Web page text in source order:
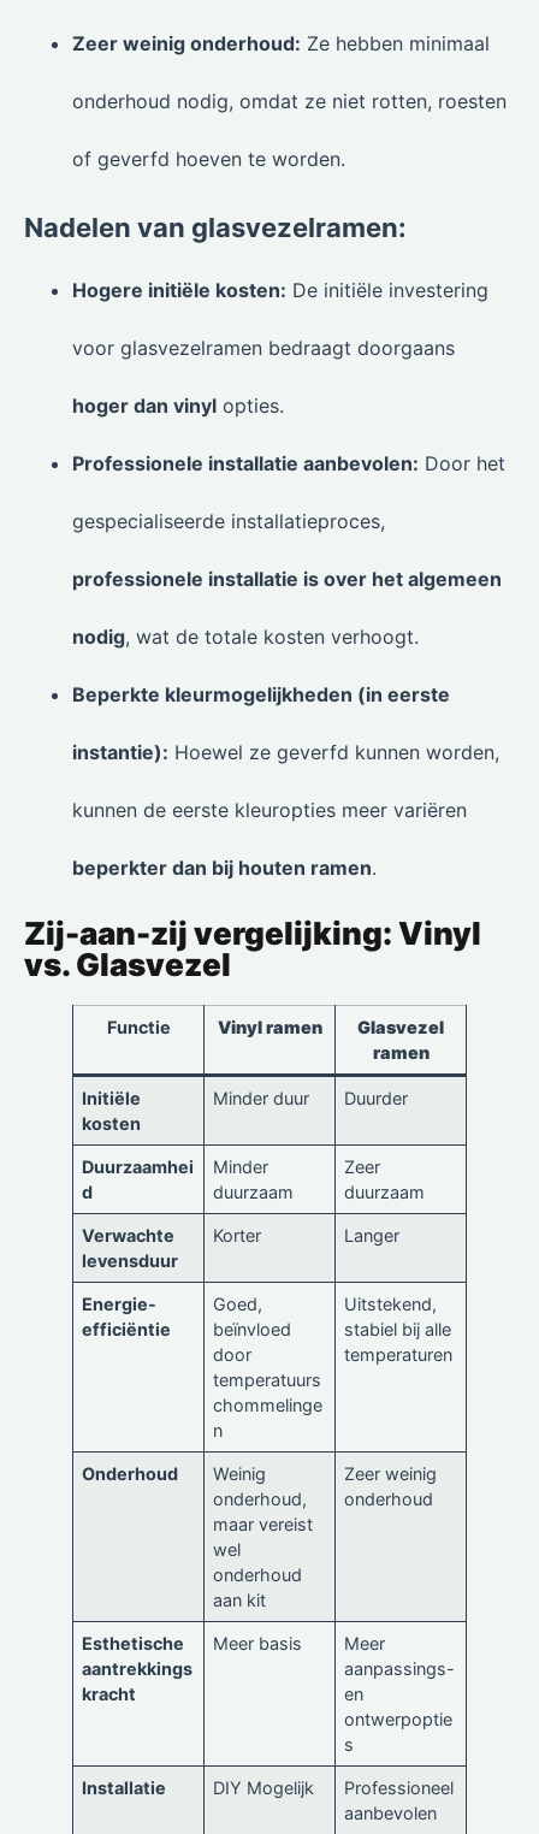
Zeer weinig onderhoud: Ze hebben minimaal
onderhoud nodig, omdat ze niet rotten, roesten
of geverfd hoeven te worden.
Nadelen van glasvezelramen:
Hogere initiële kosten: De initiële investering
voor glasvezelramen bedraagt doorgaans
hoger dan vinyl opties.
Professionele installatie aanbevolen: Door het
gespecialiseerde installatieproces,
professionele installatie is over het algemeen
nodig, wat de totale kosten verhoogt.
Beperkte kleurmogelijkheden (in eerste
instantie): Hoewel ze geverfd kunnen worden,
kunnen de eerste kleuropties meer variëren
beperkter dan bij houten ramen.
Zij-aan-zij vergelijking: Vinyl
vs. Glasvezel
Functie Vinyl ramen
Glasvezel
ramen
Initiële
kosten
Minder duur Duurder
Duurzaamhei
d
Minder
duurzaam
Zeer
duurzaam
Verwachte
levensduur
Korter Langer
Energie-
efficiëntie
Goed,
beïnvloed
door
temperatuurs
chommelinge
n
Uitstekend,
stabiel bij alle
temperaturen
Onderhoud
Weinig
onderhoud,
maar vereist
wel
onderhoud
aan kit
Zeer weinig
onderhoud
Esthetische
aantrekkings
kracht
Meer basis
Meer
aanpassings-
en
ontwerpoptie
s
Installatie DIY Mogelijk
Professioneel
aanbevolen